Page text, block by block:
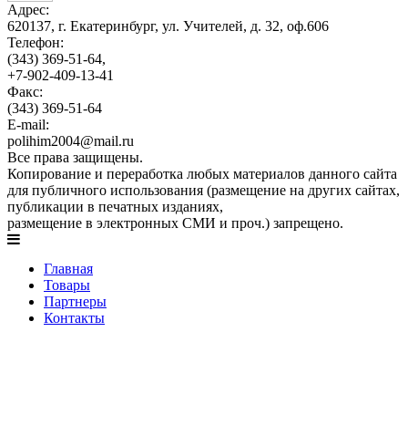
Адрес:
620137, г. Екатеринбург, ул. Учителей, д. 32, оф.606
Телефон:
(343) 369-51-64,
+7-902-409-13-41
Факс:
(343) 369-51-64
E-mail:
polihim2004@mail.ru
Все права защищены.
Копирование и переработка любых материалов данного сайта
для публичного использования (размещение на других сайтах,
публикации в печатных изданиях,
размещение в электронных СМИ и проч.) запрещено.
Главная
Товары
Партнеры
Контакты